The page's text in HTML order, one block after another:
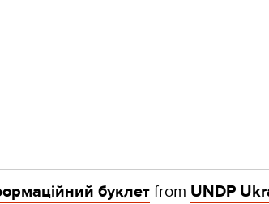
буклетfrom UNDP